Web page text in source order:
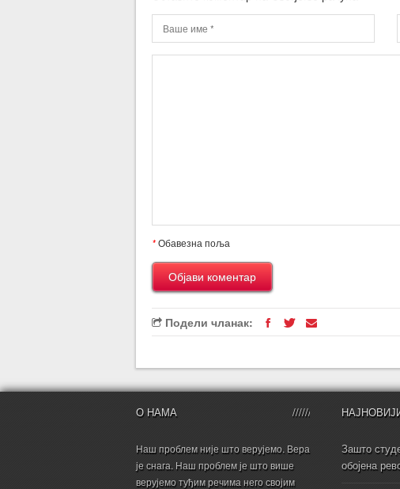
*Обавезна поља
Подели чланак:
О НАМА
Наш проблем није што верујемо. Вера
је снага. Наш проблем је што више
верујемо туђим речима него својим
Зашто
обојена